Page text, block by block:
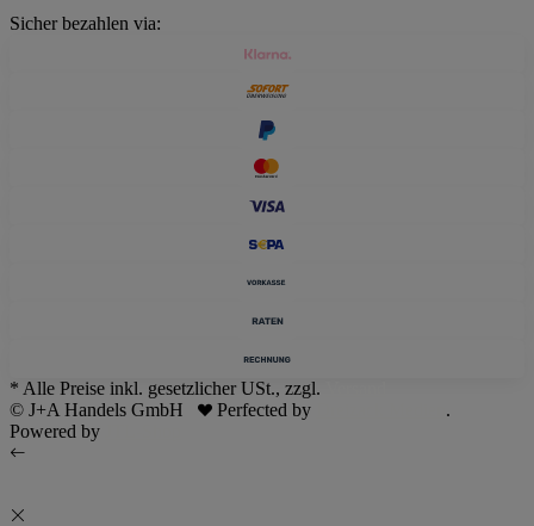
Sicher bezahlen via:
* Alle Preise inkl. gesetzlicher USt., zzgl.
© J+A Handels GmbH
Perfected by
.
Powered by